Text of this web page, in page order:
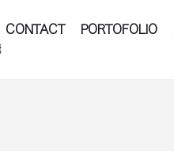
CONTACT PORTOFOLIO